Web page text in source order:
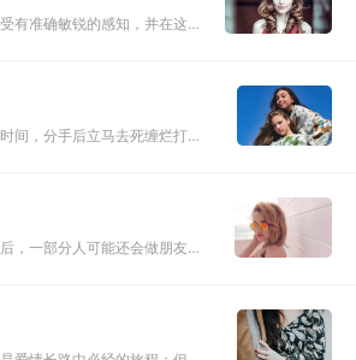
有准确敏锐的感知，并在这
间，分手后立马去死缠烂打的
，一部分人可能还会做朋友，